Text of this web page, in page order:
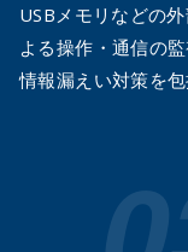
USBメモリなどの
よる操作・通信の
情報漏えい対策を包